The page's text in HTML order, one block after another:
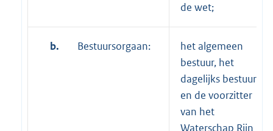
de wet;
b. Bestuursorgaan:
het algemeen
bestuur, het
dagelijks bestuur
en de voorzitter
van het
Waterschap Rijn